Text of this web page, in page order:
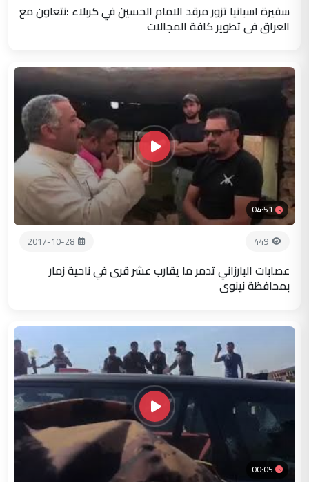
سفيرة اسبانيا تزور مرقد الامام الحسين في كربلاء :نتعاون مع
العراق في تطوير كافة المجالات
04:51
449
2017-10-28
عصابات البارزاني تدمر ما يقارب عشر قرى في ناحية زمار
بمحافظة نينوى
00:05